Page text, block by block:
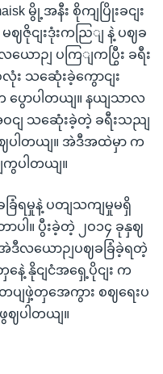
မွို့အနီး စိုကျပြိုးခငျး
ဈဇိုငျးဒုံးကညြျ နဲ့ ပဈခ
ောဉျ ပကြျကပြွီး ခရီး
လုံး သဆေုံးခဲ့ကွောငျး
ပွောပါတယျ။ နယျသာလ
အဝငျ သဆေုံးခဲ့တဲ့ ခရီးသညျ
ဖွဈပါတယျ။ အဲဒီအထဲမှာ က
ကွပါတယျ။
ြံရမှုနဲ့ ပတျသကျမှုမရှိ
ာပါ။ ပွီးခဲ့တဲ့ ၂ဝ၁၄ ခုနှဈ
ဒီလယောဉျပဈခခြံခဲ့ရတဲ့
ေဲ့ နိုငျငံအရှေ့ပိုငျး က
တပျဖှဲ့တှအေကွား စဈရေးပ
ဈပါတယျ။